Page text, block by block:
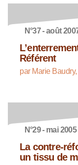
N°37 - août
Référent
par Marie
N°29 - mai 2005
La contre-
un tissu de